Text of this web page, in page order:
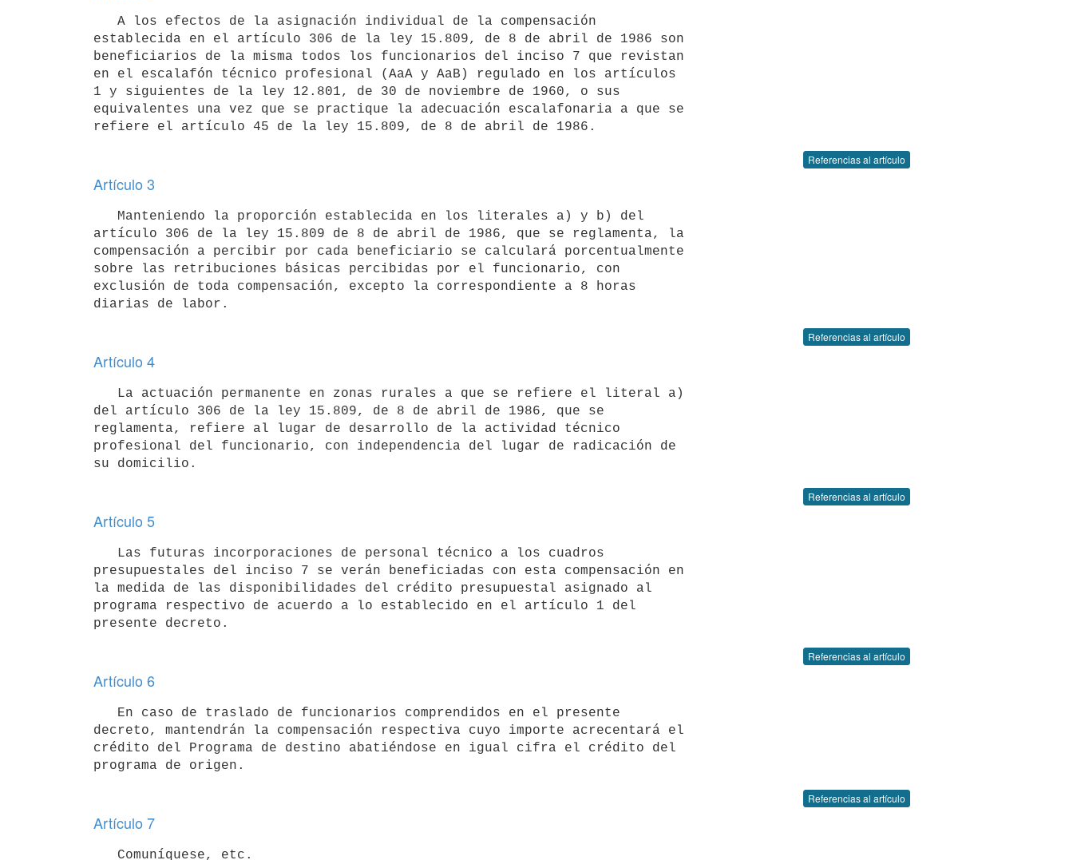
establecida en el artículo 306 de la ley 15.809, de 8 de abril de 1986 son
beneficiarios de la misma todos los funcionarios del inciso 7 que revistan
en el escalafón técnico profesional (AaA y AaB) regulado en los artículos
1 y siguientes de la ley 12.801, de 30 de noviembre de 1960, o sus
equivalentes una vez que se practique la adecuación escalafonaria a que se
Referencias al artículo
Artículo 3
artículo 306 de la ley 15.809 de 8 de abril de 1986, que se reglamenta, la
compensación a percibir por cada beneficiario se calculará porcentualmente
sobre las retribuciones básicas percibidas por el funcionario, con
exclusión de toda compensación, excepto la correspondiente a 8 horas
Referencias al artículo
Artículo 4
del artículo 306 de la ley 15.809, de 8 de abril de 1986, que se
reglamenta, refiere al lugar de desarrollo de la actividad técnico
profesional del funcionario, con independencia del lugar de radicación de
Referencias al artículo
Artículo 5
presupuestales del inciso 7 se verán beneficiadas con esta compensación en
la medida de las disponibilidades del crédito presupuestal asignado al
programa respectivo de acuerdo a lo establecido en el artículo 1 del
Referencias al artículo
Artículo 6
decreto, mantendrán la compensación respectiva cuyo importe acrecentará el
crédito del Programa de destino abatiéndose en igual cifra el crédito del
Referencias al artículo
Artículo 7